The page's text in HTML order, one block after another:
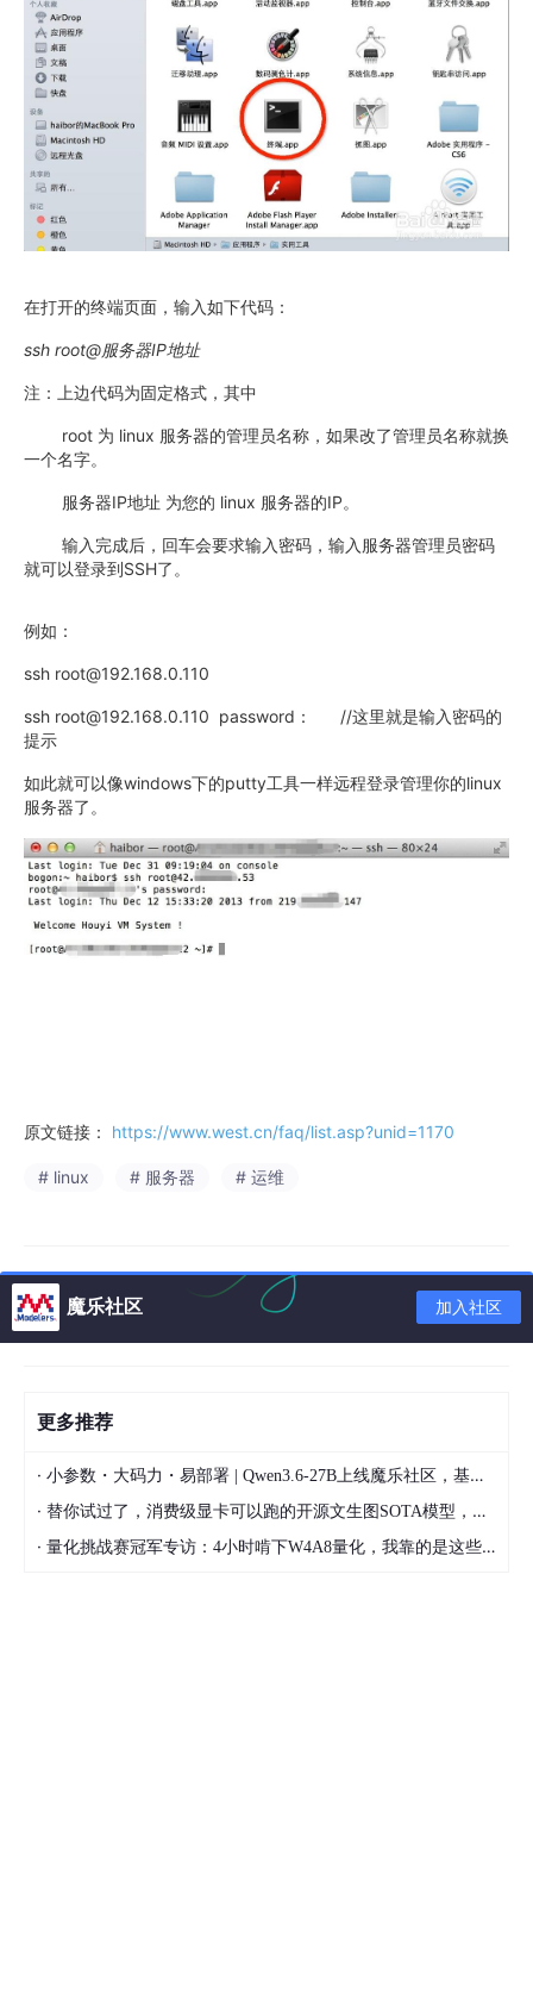
在打开的终端页面，输入如下代码：
ssh root@服务器IP地址
注：上边代码为固定格式，其中
root 为 linux 服务器的管理员名称，如果改了管理员名称就换
一个名字。
服务器IP地址 为您的 linux 服务器的IP。
输入完成后，回车会要求输入密码，输入服务器管理员密码
就可以登录到SSH了。
例如：
ssh root@192.168.0.110
ssh root@192.168.0.110 password： //这里就是输入密码的
提示
如此就可以像windows下的putty工具一样远程登录管理你的linux
服务器了。
原文链接： https://www.west.cn/faq/list.asp?unid=1170
# linux # 服务器 # 运维
魔乐社区 加入社区
更多推荐
· 小参数・大码力・易部署 | Qwen3.6-27B上线魔乐社区，基于昇腾的部署教程来了
· 替你试过了，消费级显卡可以跑的开源文生图SOTA模型，顶级渲染、高密度文本绘图
· 量化挑战赛冠军专访：4小时啃下W4A8量化，我靠的是这些经验